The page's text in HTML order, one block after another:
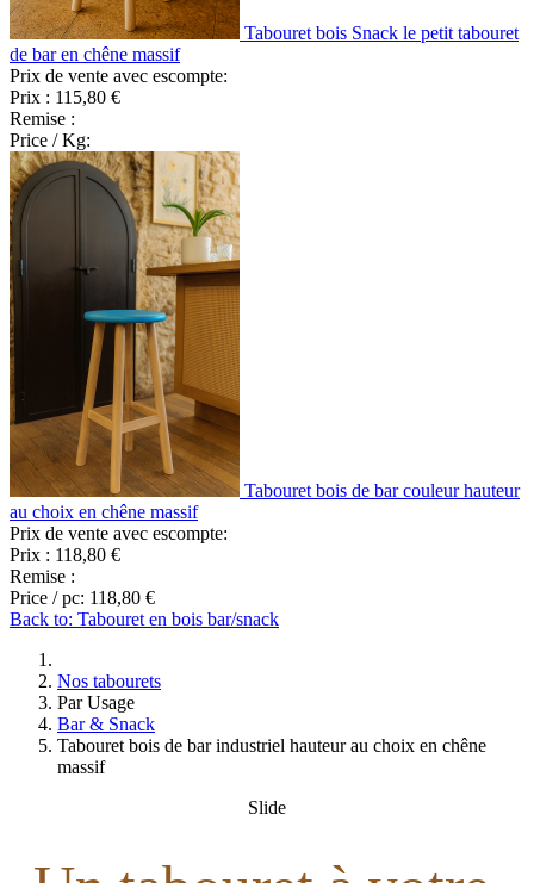
Tabouret bois Snack le petit tabouret
de bar en chêne massif
Prix de vente avec escompte:
Prix : 115,80 €
Remise :
Price / Kg:
Tabouret bois de bar couleur hauteur
au choix en chêne massif
Prix de vente avec escompte:
Prix : 118,80 €
Remise :
Price / pc: 118,80 €
Back to: Tabouret en bois bar/snack
Nos tabourets
Par Usage
Bar & Snack
Tabouret bois de bar industriel hauteur au choix en chêne
massif
Slide